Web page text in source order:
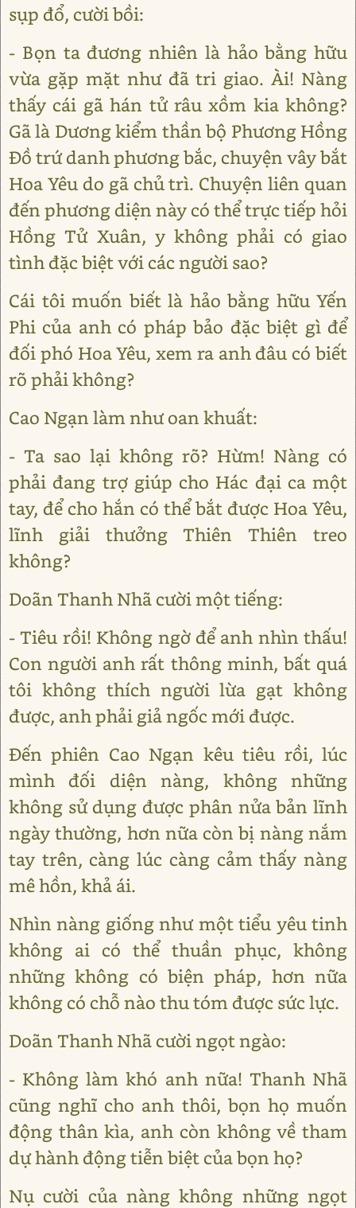
sụp đổ, cười bồi:
- Bọn ta đương nhiên là hảo bằng hữu
vừa gặp mặt như đã tri giao. Ài! Nàng
thấy cái gã hán tử râu xồm kia không?
Gã là Dương kiểm thần bộ Phương Hồng
Đồ trứ danh phương bắc, chuyện vây bắt
Hoa Yêu do gã chủ trì. Chuyện liên quan
đến phương diện này có thể trực tiếp hỏi
Hồng Tử Xuân, y không phải có giao
tình đặc biệt với các người sao?
Cái tôi muốn biết là hảo bằng hữu Yến
Phi của anh có pháp bảo đặc biệt gì để
đối phó Hoa Yêu, xem ra anh đâu có biết
rõ phải không?
Cao Ngạn làm như oan khuất:
- Ta sao lại không rõ? Hừm! Nàng có
phải đang trợ giúp cho Hác đại ca một
tay, để cho hắn có thể bắt được Hoa Yêu,
lĩnh giải thưởng Thiên Thiên treo
không?
Doãn Thanh Nhã cười một tiếng:
- Tiêu rồi! Không ngờ để anh nhìn thấu!
Con người anh rất thông minh, bất quá
tôi không thích người lừa gạt không
được, anh phải giả ngốc mới được.
Đến phiên Cao Ngạn kêu tiêu rồi, lúc
mình đối diện nàng, không những
không sử dụng được phân nửa bản lĩnh
ngày thường, hơn nữa còn bị nàng nắm
tay trên, càng lúc càng cảm thấy nàng
mê hồn, khả ái.
Nhìn nàng giống như một tiểu yêu tinh
không ai có thể thuần phục, không
những không có biện pháp, hơn nữa
không có chỗ nào thu tóm được sức lực.
Doãn Thanh Nhã cười ngọt ngào:
- Không làm khó anh nữa! Thanh Nhã
cũng nghĩ cho anh thôi, bọn họ muốn
động thân kìa, anh còn không về tham
dự hành động tiễn biệt của bọn họ?
Nụ cười của nàng không những ngọt